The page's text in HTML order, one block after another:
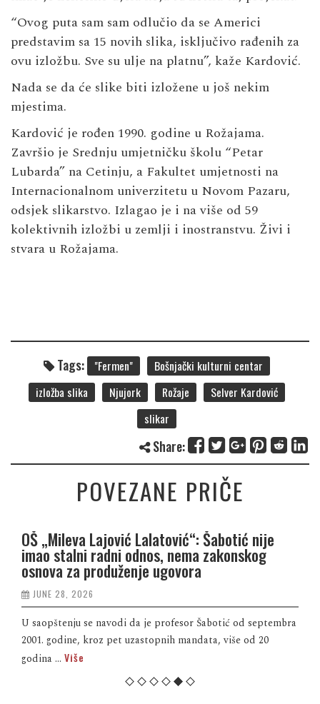
“Ovog puta sam sam odlučio da se Americi
predstavim sa 15 novih slika, isključivo rađenih za
ovu izložbu. Sve su ulje na platnu”, kaže Kardović.
Nada se da će slike biti izložene u još nekim
mjestima.
Kardović je rođen 1990. godine u Rožajama.
Završio je Srednju umjetničku školu “Petar
Lubarda” na Cetinju, a Fakultet umjetnosti na
Internacionalnom univerzitetu u Novom Pazaru,
odsjek slikarstvo. Izlagao je i na više od 59
kolektivnih izložbi u zemlji i inostranstvu. Živi i
stvara u Rožajama.
Tags: "Fermen"
Bošnjački kulturni centar
izložba slika
Njujork Rožaje
Selver Kardović
slikar
Share:
POVEZANE PRIČE
OŠ „Mileva Lajović Lalatović“: Šabotić nije
imao stalni radni odnos, nema zakonskog
osnova za produženje ugovora
JUNE 28, 2026
U saopštenju se navodi da je profesor Šabotić od septembra
2001. godine, kroz pet uzastopnih mandata, više od 20
godina ... Više